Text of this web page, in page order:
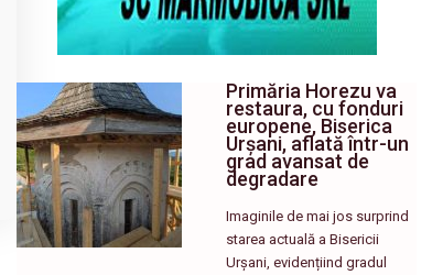
Primăria Horezu va
restaura, cu fonduri
europene, Biserica
Urșani, aflată într-un
grad avansat de
degradare
Imaginile de mai jos surprind
starea actuală a Bisericii
Urșani, evidențiind gradul